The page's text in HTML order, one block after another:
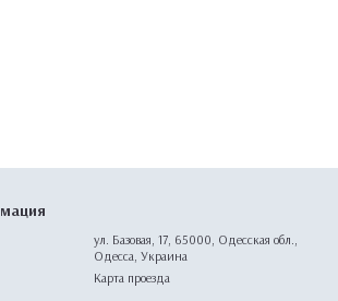
ул. Базовая, 17, 65000, Одесская обл.,
Одесса, Украина
Карта проезда